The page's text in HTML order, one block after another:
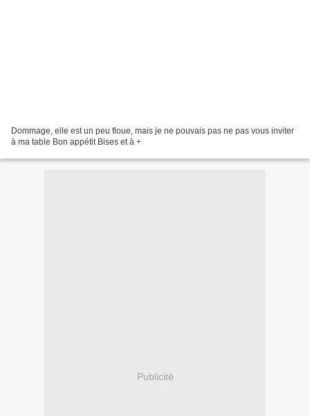
Dommage, elle est un peu floue, mais je ne pouvais pas ne pas vous inviter
à ma table Bon appétit Bises et à +
Publicité